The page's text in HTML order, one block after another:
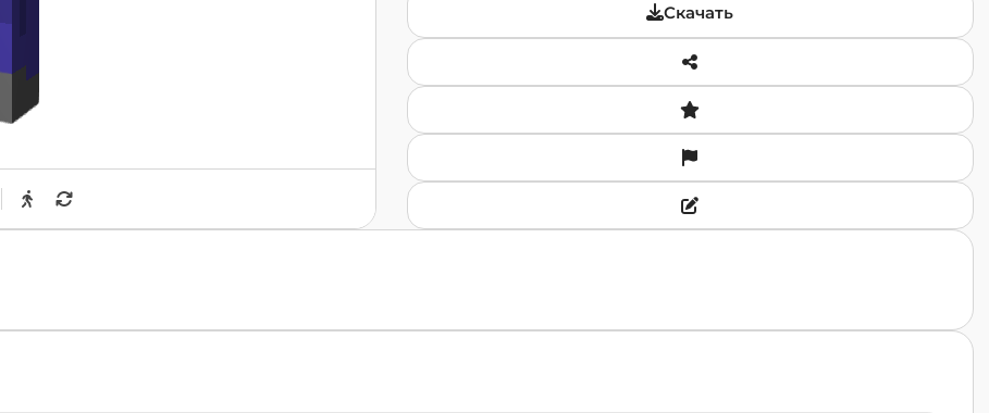
Скачать